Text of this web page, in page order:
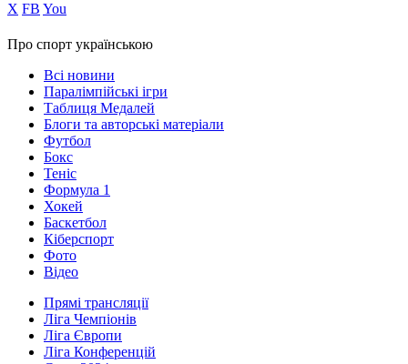
Х FB You
Про спорт українською
Всі новини
Паралімпійські ігри
Таблиця Медалей
Блоги та авторські матеріали
Футбол
Бокс
Теніс
Формула 1
Хокей
Баскетбол
Кіберспорт
Фото
Відео
Прямі трансляції
Ліга Чемпіонів
Ліга Європи
Ліга Конференцій